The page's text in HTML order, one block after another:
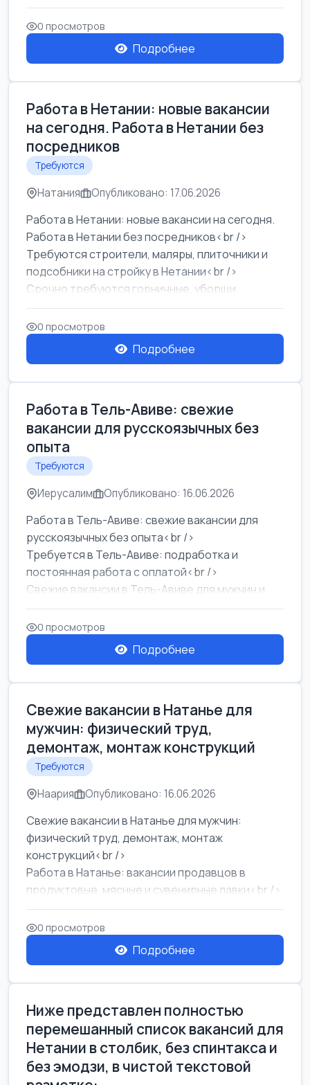
0 просмотров
Подробнее
Работа в Нетании: новые вакансии
на сегодня. Работа в Нетании без
посредников
Требуются
Натания Опубликовано: 17.06.2026
Работа в Нетании: новые вакансии на сегодня.
Работа в Нетании без посредников<br />
Требуются строители, маляры, плиточники и
подсобники на стройку в Нетании<br />
Срочно требуются горничные, уборщи...
0 просмотров
Подробнее
Работа в Тель-Авиве: свежие
вакансии для русскоязычных без
опыта
Требуются
Иерусалим Опубликовано: 16.06.2026
Работа в Тель-Авиве: свежие вакансии для
русскоязычных без опыта<br />
Требуется в Тель-Авиве: подработка и
постоянная работа с оплатой<br />
Свежие вакансии в Тель-Авиве для мужчин и
женщин от хозя...
0 просмотров
Подробнее
Свежие вакансии в Натанье для
мужчин: физический труд,
демонтаж, монтаж конструкций
Требуются
Наария Опубликовано: 16.06.2026
Свежие вакансии в Натанье для мужчин:
физический труд, демонтаж, монтаж
конструкций<br />
Работа в Натанье: вакансии продавцов в
продуктовые, мясные и сувенирные лавки<br />
Разнорабочий на сборку м...
0 просмотров
Подробнее
Ниже представлен полностью
перемешанный список вакансий для
Нетании в столбик, без спинтакса и
без эмодзи, в чистой текстовой